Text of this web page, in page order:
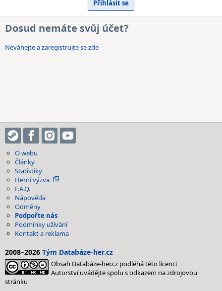
Dosud nemáte svůj účet?
Neváhejte a zaregistrujte se zde
O webu
Články
Statistiky
Herní výzva
F.A.Q.
Nápověda
Odměny
Podpořte nás
Podmínky užívání
Kontakt a reklama
2008–2026 Tým Databáze-her.cz
Obsah Databáze-her.cz podléhá této licenci
Autorství uvádějte spolu s odkazem na zdrojovou
stránku